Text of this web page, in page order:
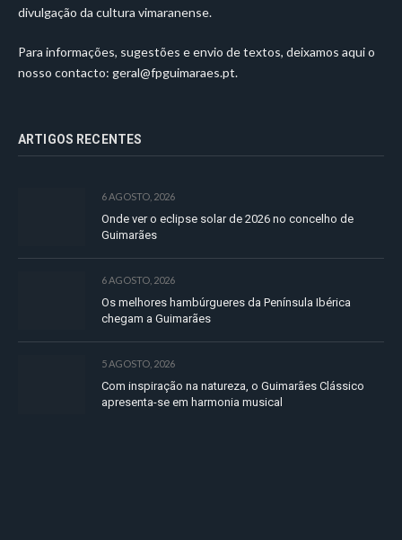
divulgação da cultura vimaranense.
Para informações, sugestões e envio de textos, deixamos aqui o
nosso contacto: geral@fpguimaraes.pt.
ARTIGOS RECENTES
6 AGOSTO, 2026
Onde ver o eclipse solar de 2026 no concelho de
Guimarães
6 AGOSTO, 2026
Os melhores hambúrgueres da Península Ibérica
chegam a Guimarães
5 AGOSTO, 2026
Com inspiração na natureza, o Guimarães Clássico
apresenta-se em harmonia musical